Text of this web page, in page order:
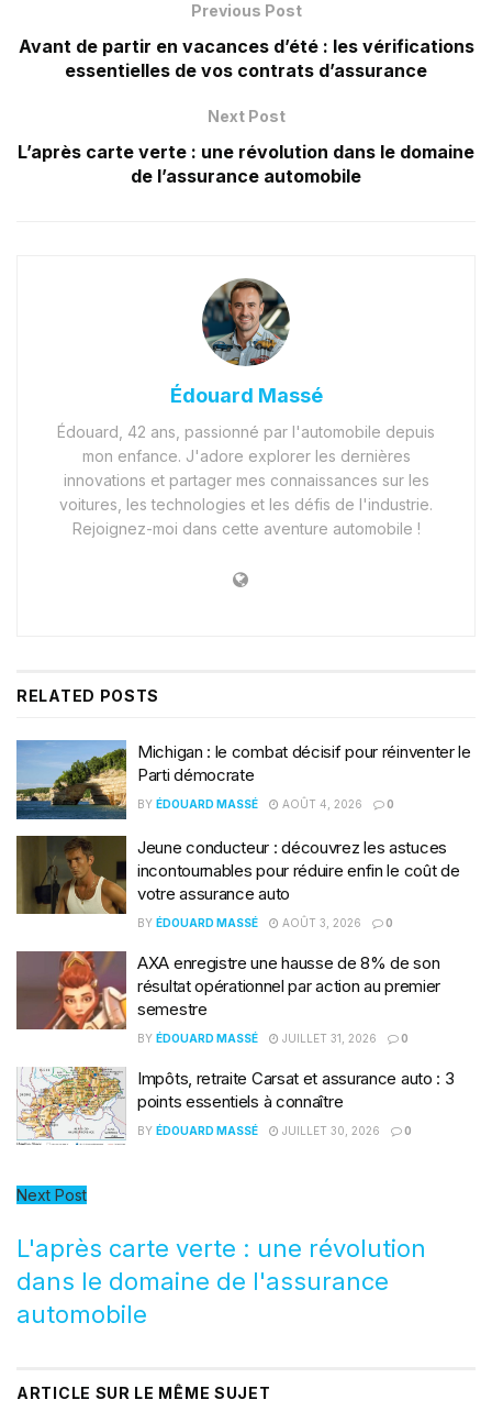
Previous Post
Avant de partir en vacances d’été : les vérifications
essentielles de vos contrats d’assurance
Next Post
L’après carte verte : une révolution dans le domaine
de l’assurance automobile
Édouard Massé
Édouard, 42 ans, passionné par l'automobile depuis
mon enfance. J'adore explorer les dernières
innovations et partager mes connaissances sur les
voitures, les technologies et les défis de l'industrie.
Rejoignez-moi dans cette aventure automobile !
RELATED POSTS
Michigan : le combat décisif pour réinventer le
Parti démocrate
BY ÉDOUARD MASSÉ AOÛT 4, 2026 0
Jeune conducteur : découvrez les astuces
incontournables pour réduire enfin le coût de
votre assurance auto
BY ÉDOUARD MASSÉ AOÛT 3, 2026 0
AXA enregistre une hausse de 8% de son
résultat opérationnel par action au premier
semestre
BY ÉDOUARD MASSÉ JUILLET 31, 2026 0
Impôts, retraite Carsat et assurance auto : 3
points essentiels à connaître
BY ÉDOUARD MASSÉ JUILLET 30, 2026 0
Next Post
L'après carte verte : une révolution
dans le domaine de l'assurance
automobile
ARTICLE SUR LE MÊME SUJET